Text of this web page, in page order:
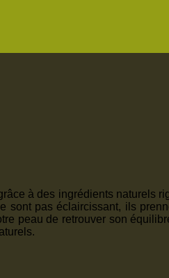
à des ingrédients naturels
sont pas éclaircissant, ils
peau de retrouver son